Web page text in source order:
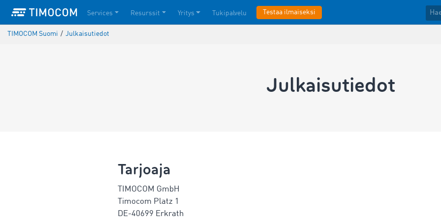
Services Resurssit Yritys Tukipalvelu Testaa ilmaiseksi
TIMOCOM Suomi / Julkaisutiedot
Julkaisutiedot
Tarjoaja
TIMOCOM GmbH
Timocom Platz 1
DE-40699 Erkrath